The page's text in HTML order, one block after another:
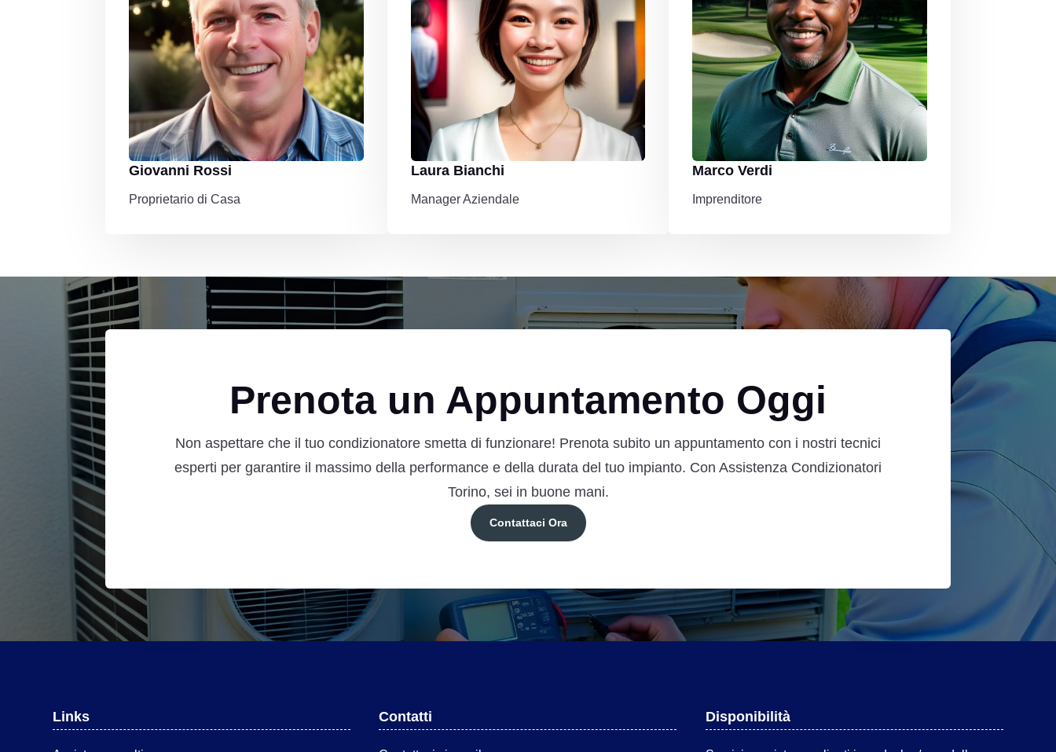
Giovanni Rossi
Proprietario di Casa
Laura Bianchi
Manager Aziendale
Marco Verdi
Imprenditore
Prenota un Appuntamento Oggi
Non aspettare che il tuo condizionatore smetta di funzionare! Prenota subito un appuntamento con i nostri tecnici
esperti per garantire il massimo della performance e della durata del tuo impianto. Con Assistenza Condizionatori
Torino, sei in buone mani.
Contattaci Ora
Links Contatti Disponibilità